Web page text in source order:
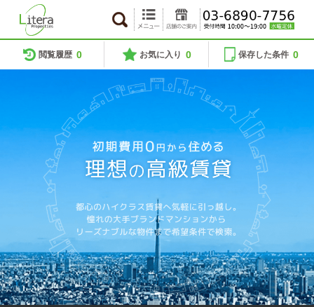
閲覧履歴 0 お気に入り 0 保存した条件 0